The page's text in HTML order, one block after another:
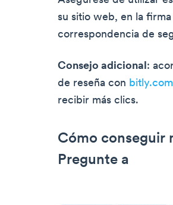
su sitio web, en la
correspondencia de
Consejo adicional:
de reseña con bitly.com
recibir más clics.
Cómo conseguir
Pregunte a